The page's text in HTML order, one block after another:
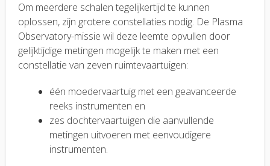
Om meerdere schalen tegelijkertijd te kunnen
oplossen, zijn grotere constellaties nodig. De Plasma
Observatory-missie wil deze leemte opvullen door
gelijktijdige metingen mogelijk te maken met een
constellatie van zeven ruimtevaartuigen:
één moedervaartuig met een geavanceerde
reeks instrumenten en
zes dochtervaartuigen die aanvullende
metingen uitvoeren met eenvoudigere
instrumenten.